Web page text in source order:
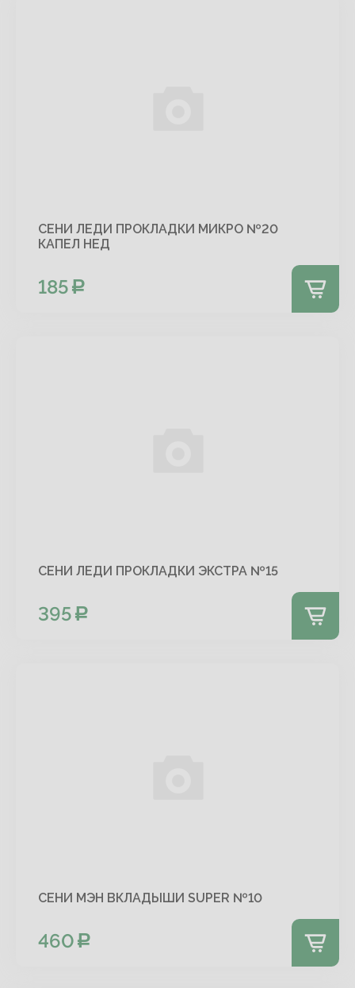
СЕНИ ЛЕДИ ПРОКЛАДКИ МИКРО №20
КАПЕЛ НЕД
185
СЕНИ ЛЕДИ ПРОКЛАДКИ ЭКСТРА №15
395
СЕНИ МЭН ВКЛАДЫШИ SUPER №10
460